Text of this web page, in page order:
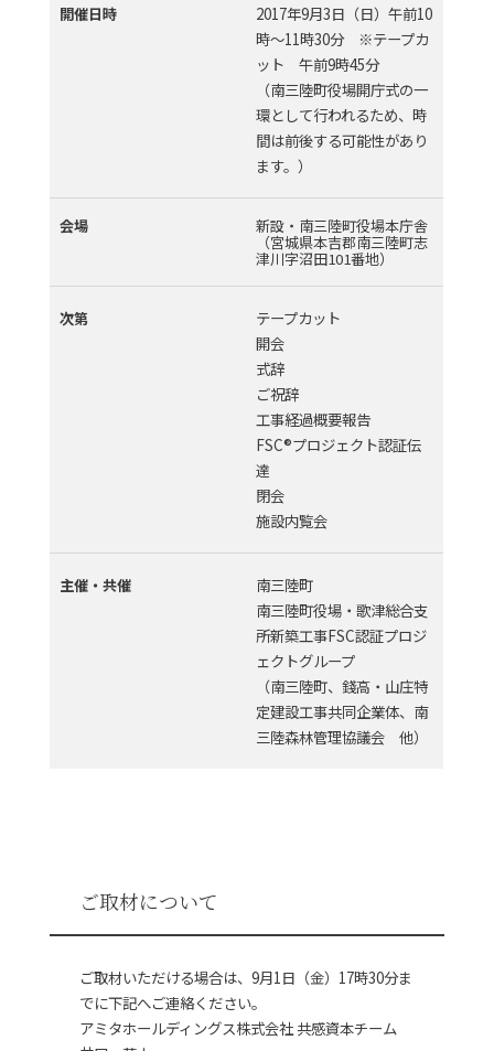
開催日時
2017年9月3日（日）午前10
時～11時30分 ※テープカ
ット 午前9時45分
（南三陸町役場開庁式の一
環として行われるため、時
間は前後する可能性があり
ます。）
会場 新設・南三陸町役場本庁舎
（宮城県本吉郡南三陸町志
津川字沼田101番地）
次第
テープカット
開会
式辞
ご祝辞
工事経過概要報告
FSC®プロジェクト認証伝
達
閉会
施設内覧会
主催・共催
南三陸町
南三陸町役場・歌津総合支
所新築工事FSC認証プロジ
ェクトグループ
（南三陸町、錢高・山庄特
定建設工事共同企業体、南
三陸森林管理協議会 他）
ご取材について
ご取材いただける場合は、9月1日（金）17時30分ま
でに下記へご連絡ください。
アミタホールディングス株式会社 共感資本チーム